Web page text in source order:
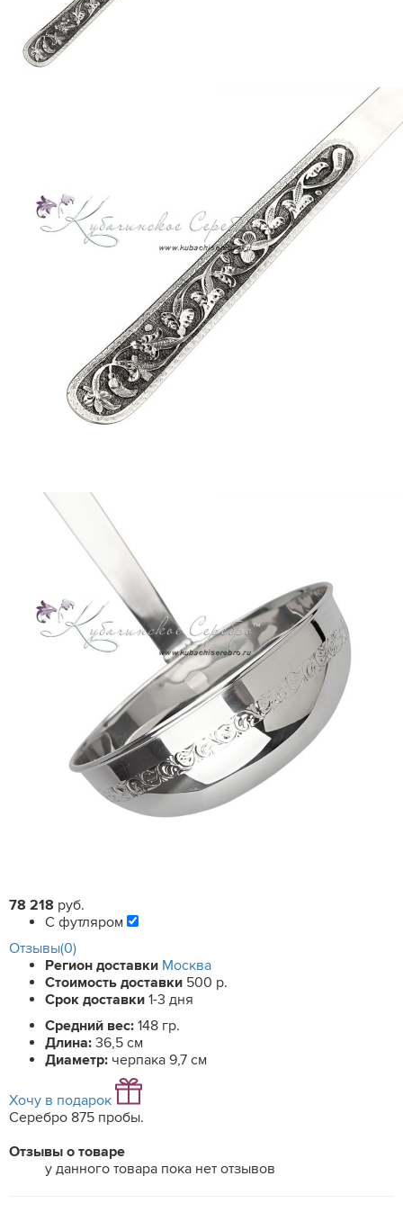
78 218 руб.
С футляром
Отзывы(0)
Регион доставки Москва
Стоимость доставки 500 р.
Срок доставки 1-3 дня
Средний вес: 148 гр.
Длина: 36,5 см
Диаметр: черпака 9,7 см
Хочу в подарок
Серебро 875 пробы.
Отзывы о товаре
у данного товара пока нет отзывов